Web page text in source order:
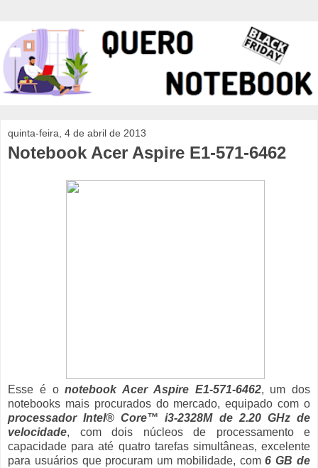
quinta-feira, 4 de abril de 2013
Notebook Acer Aspire E1-571-6462
Esse é onotebook Acer Aspire E1-571-6462, um dos
notebooks mais procurados do mercado, equipado com o
processador Intel® Core™ i3-2328M de 2.20 GHz de
velocidade, com dois núcleos de processamento e
capacidade para até quatro tarefas simultâneas, excelente
para usuários que procuram um mobilidade, com6 GB de